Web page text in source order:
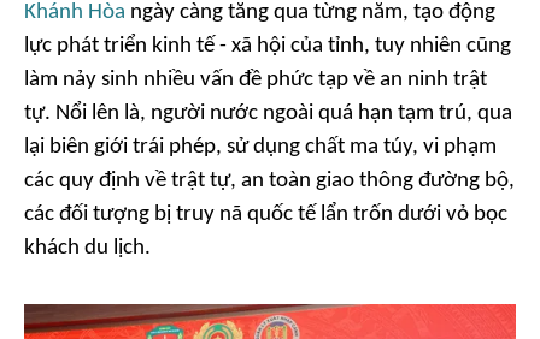
Khánh Hòa ngày càng tăng qua từng năm, tạo động
lực phát triển kinh tế - xã hội của tỉnh, tuy nhiên cũng
làm nảy sinh nhiều vấn đề phức tạp về an ninh trật
tự. Nổi lên là, người nước ngoài quá hạn tạm trú, qua
lại biên giới trái phép, sử dụng chất ma túy, vi phạm
các quy định về trật tự, an toàn giao thông đường bộ,
các đối tượng bị truy nã quốc tế lẩn trốn dưới vỏ bọc
khách du lịch.